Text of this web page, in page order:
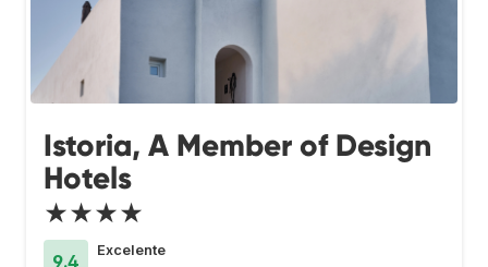
Istoria, A Member of Design
Hotels
★★★★
9.4
Excelente